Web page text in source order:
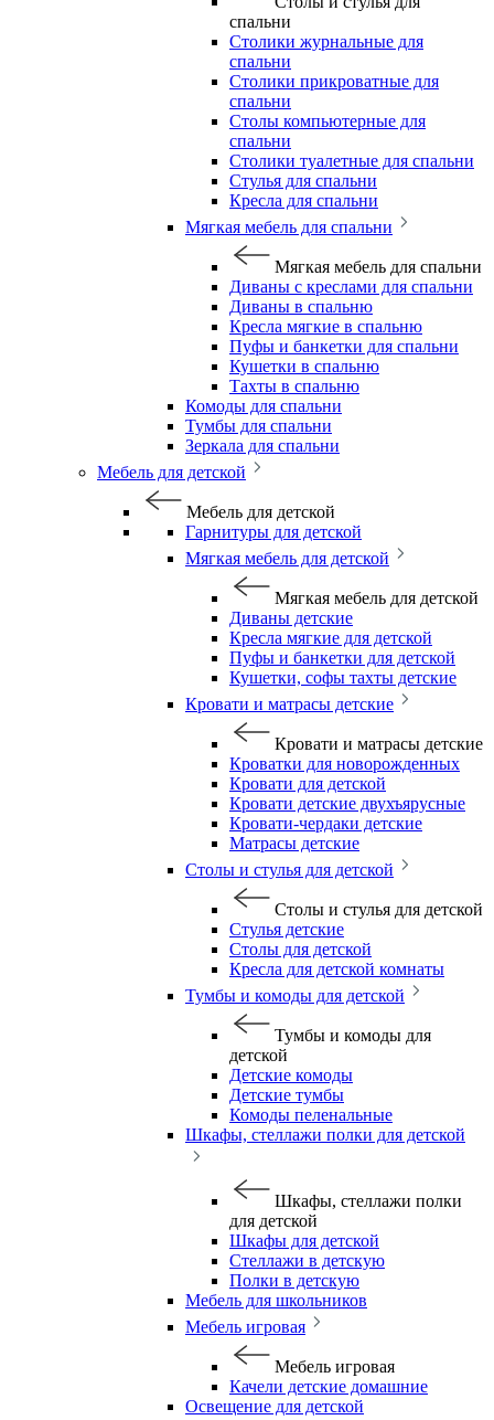
спальни
Столики журнальные для
спальни
Столики прикроватные для
спальни
Столы компьютерные для
спальни
Столики туалетные для спальни
Стулья для спальни
Кресла для спальни
Мягкая мебель для спальни
Мягкая мебель для спальни
Диваны с креслами для спальни
Диваны в спальню
Кресла мягкие в спальню
Пуфы и банкетки для спальни
Кушетки в спальню
Тахты в спальню
Комоды для спальни
Тумбы для спальни
Зеркала для спальни
Мебель для детской
Мебель для детской
Гарнитуры для детской
Мягкая мебель для детской
Мягкая мебель для детской
Диваны детские
Кресла мягкие для детской
Пуфы и банкетки для детской
Кушетки, софы тахты детские
Кровати и матрасы детские
Кровати и матрасы детские
Кроватки для новорожденных
Кровати для детской
Кровати детские двухъярусные
Кровати-чердаки детские
Матрасы детские
Столы и стулья для детской
Столы и стулья для детской
Стулья детские
Столы для детской
Кресла для детской комнаты
Тумбы и комоды для детской
Тумбы и комоды для
детской
Детские комоды
Детские тумбы
Комоды пеленальные
Шкафы, стеллажи полки для детской
Шкафы, стеллажи полки
для детской
Шкафы для детской
Стеллажи в детскую
Полки в детскую
Мебель для школьников
Мебель игровая
Мебель игровая
Качели детские домашние
Освещение для детской